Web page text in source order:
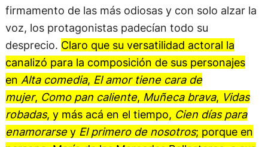
firmamento de las más odiosas y con solo alzar la
voz, los protagonistas padecían todo su
desprecio. Claro que su versatilidad actoral la
canalizó para la composición de sus personajes
en Alta comedia, El amor tiene cara de
mujer, Como pan caliente, Muñeca brava, Vidas
robadas, y más acá en el tiempo, Cien días para
enamorarsey El primero de nosotros; porque en